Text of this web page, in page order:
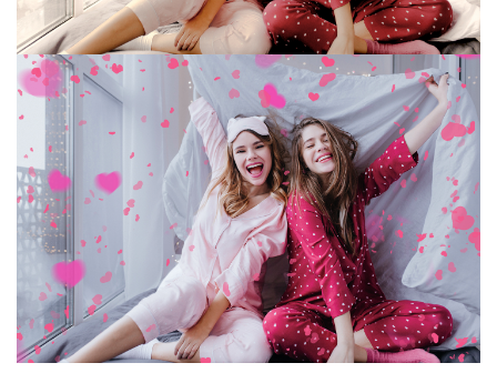
कृपया चुने
Free Photoshop Overlay #8
Small 800*533px
Rustling Confetti
(43 Overlays)
Large 6000*4000px